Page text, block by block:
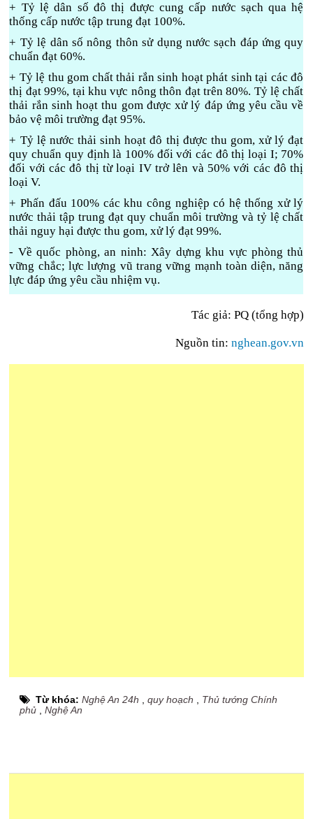
+ Tỷ lệ dân số đô thị được cung cấp nước sạch qua hệ
thống cấp nước tập trung đạt 100%.
+ Tỷ lệ dân số nông thôn sử dụng nước sạch đáp ứng quy
chuẩn đạt 60%.
+ Tỷ lệ thu gom chất thải rắn sinh hoạt phát sinh tại các đô
thị đạt 99%, tại khu vực nông thôn đạt trên 80%. Tỷ lệ chất
thải rắn sinh hoạt thu gom được xử lý đáp ứng yêu cầu về
bảo vệ môi trường đạt 95%.
+ Tỷ lệ nước thải sinh hoạt đô thị được thu gom, xử lý đạt
quy chuẩn quy định là 100% đối với các đô thị loại I; 70%
đối với các đô thị từ loại IV trở lên và 50% với các đô thị
loại V.
+ Phấn đấu 100% các khu công nghiệp có hệ thống xử lý
nước thải tập trung đạt quy chuẩn môi trường và tỷ lệ chất
thải nguy hại được thu gom, xử lý đạt 99%.
- Về quốc phòng, an ninh: Xây dựng khu vực phòng thủ
vững chắc; lực lượng vũ trang vững mạnh toàn diện, năng
lực đáp ứng yêu cầu nhiệm vụ.
Tác giả: PQ (tổng hợp)
Nguồn tin: nghean.gov.vn
Từ khóa:Nghệ An 24h ,quy hoạch
Thủ tướng Chính
phủ ,Nghệ An